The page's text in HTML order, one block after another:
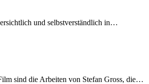
und selbstverständlich in…
sind die Arbeiten von Stefan Gross, die…